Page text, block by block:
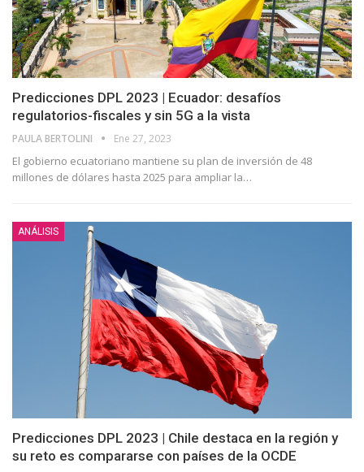
Predicciones DPL 2023 | Ecuador: desafíos
regulatorios-fiscales y sin 5G a la vista
PAULA BERTOLINI Ene 27, 2023
El gobierno ecuatoriano mantiene su plan de inversión de 48
millones de dólares hasta 2025 para ampliar la…
ANÁLISIS
Predicciones DPL 2023 | Chile destaca en la región y
su reto es compararse con países de la OCDE